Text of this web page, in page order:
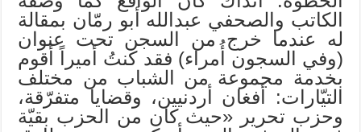
الكاتب والصحفي عبدالله أبو رمّان بمقالة
له عندما خرج من السجن تحت عنوان
(وفي السجون أُمراء) فقد كنتُ أميراً أقوم
بخدمة مجموعة من الشباب من مختلف
التيّارات: أفغان أردنيين، وقضايا متفرّقة،
وحزب تحرير «حيث كان من الحزب بقيّة